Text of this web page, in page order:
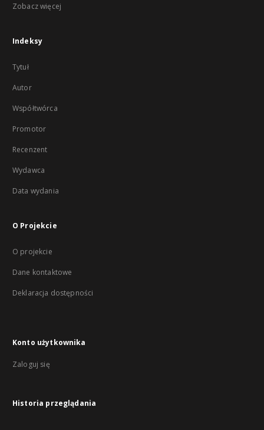
Zobacz więcej
Indeksy
Tytuł
Autor
Współtwórca
Promotor
Recenzent
Wydawca
Data wydania
O Projekcie
O projekcie
Dane kontaktowe
Deklaracja dostępności
Konto użytkownika
Zaloguj się
Historia przeglądania